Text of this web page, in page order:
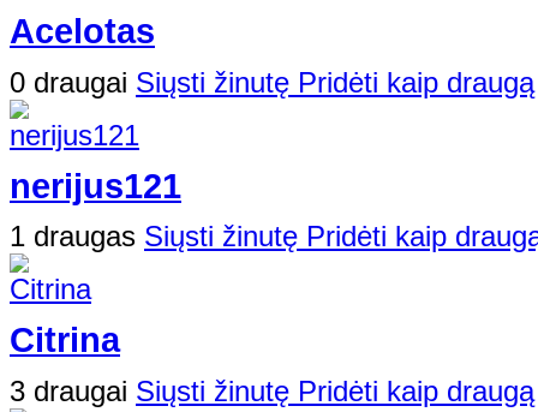
Acelotas
0 draugai Siųsti žinutę Pridėti kaip draugą
nerijus121
1 draugas Siųsti žinutę Pridėti kaip
Citrina
3 draugai Siųsti žinutę Pridėti kaip draugą